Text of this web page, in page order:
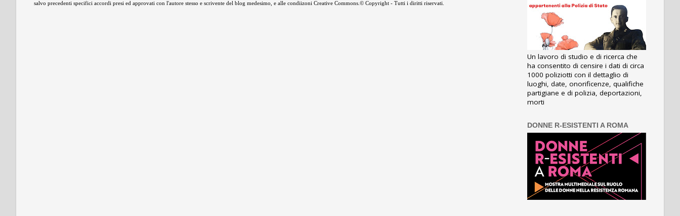
salvo precedenti specifici accordi presi ed approvati con l'autore stesso e scrivente del blog medesimo, e alle condiizoni Creative Commons.© Copyright - Tutti i diritti riservati.
Un lavoro di studio e di ricerca che
ha consentito di censire i dati di circa
1000 poliziotti con il dettaglio di
luoghi, date, onorificenze, qualifiche
partigiane e di polizia, deportazioni,
morti
DONNE R-ESISTENTI A ROMA